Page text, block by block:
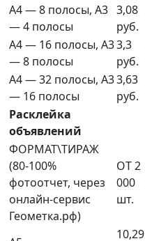
А4 — 8 полосы, А3
— 4 полосы
3,08
руб.
А4 — 16 полосы, А3
— 8 полосы
3,3
руб.
А4 — 32 полосы, А3
— 16 полосы
3,63
руб.
Расклейка
объявлений
ФОРМАТ\ТИРАЖ
(80-100%
фотоотчет, через
онлайн-сервис
Геометка.рф)
ОТ 2
000
шт.
10,29